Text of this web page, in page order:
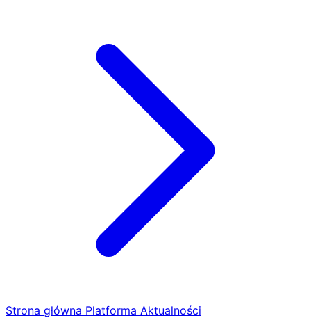
Strona główna Platforma Aktualności